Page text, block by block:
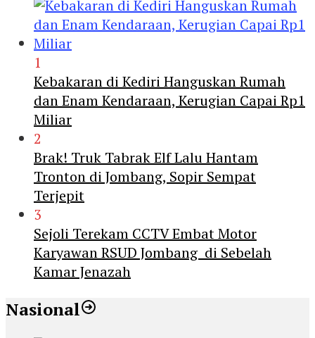
1
Kebakaran di Kediri Hanguskan Rumah
dan Enam Kendaraan, Kerugian Capai Rp1
Miliar
2
Brak! Truk Tabrak Elf Lalu Hantam
Tronton di Jombang, Sopir Sempat
Terjepit
3
Sejoli Terekam CCTV Embat Motor
Karyawan RSUD Jombang di Sebelah
Kamar Jenazah
Nasional